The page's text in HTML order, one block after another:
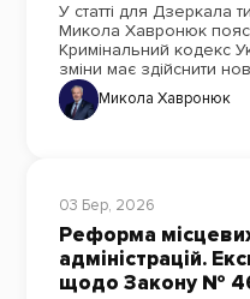
У статті для Дзеркала
Микола Хавронюк
Кримінальний кодекс
зміни має здійснити
Микола Хавронюк
03 Бер, 2026
Реформа
адміністрацій.
щодо Закону №